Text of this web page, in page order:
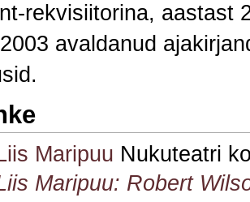
rekvisiitorina, aastast
avaldanud
Maripuu Nukuteatri
Maripuu: Robert